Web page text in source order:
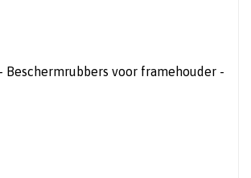
Beschermrubbers voor framehouder -